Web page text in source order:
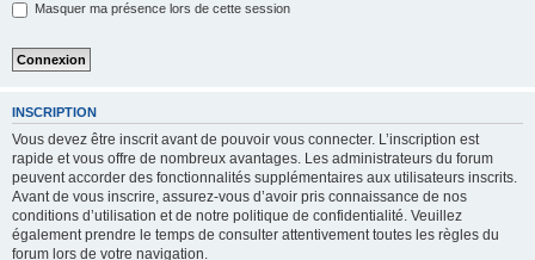
Masquer ma présence lors de cette session
INSCRIPTION
Vous devez être inscrit avant de pouvoir vous connecter. L’inscription est
rapide et vous offre de nombreux avantages. Les administrateurs du forum
peuvent accorder des fonctionnalités supplémentaires aux utilisateurs inscrits.
Avant de vous inscrire, assurez-vous d’avoir pris connaissance de nos
conditions d’utilisation et de notre politique de confidentialité. Veuillez
également prendre le temps de consulter attentivement toutes les règles du
forum lors de votre navigation.